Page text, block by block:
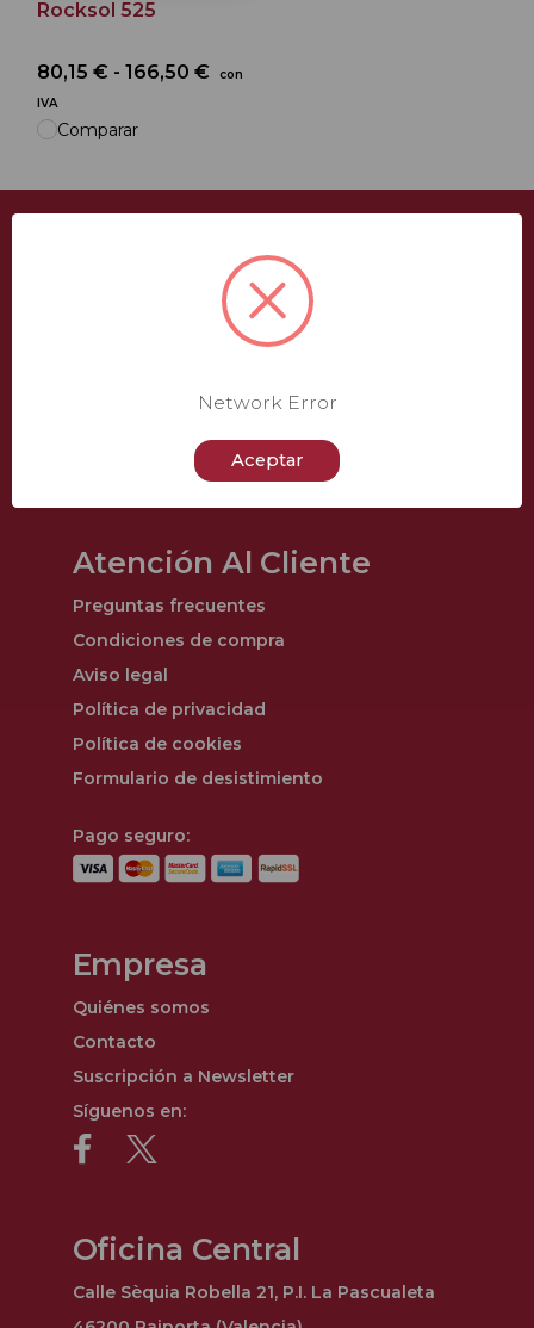
Rocksol 525
80,15 € - 166,50 €
con
IVA
Comparar
Atención Al Cliente
Preguntas frecuentes
Condiciones de compra
Aviso legal
Política de privacidad
Política de cookies
Formulario de desistimiento
Pago seguro:
Empresa
Quiénes somos
Contacto
Suscripción a Newsletter
Síguenos en:
Oficina Central
Calle Sèquia Robella 21, P.I. La Pascualeta
Network Error
Aceptar